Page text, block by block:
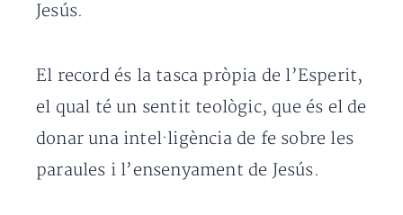
Jesús.
El record és la tasca pròpia de l’Esperit,
el qual té un sentit teològic, que és el de
donar una intel·ligència de fe sobre les
paraules i l’ensenyament de Jesús.